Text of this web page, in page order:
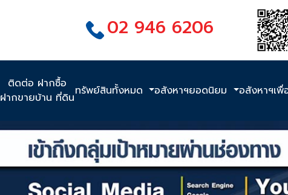
02 946 6206
ติดต่อ ฝากซื้อ
ฝากขายบ้าน ที่ดินทรัพย์สินทั้งหมด อสังหาฯยอดนิยม อสังหาฯเ